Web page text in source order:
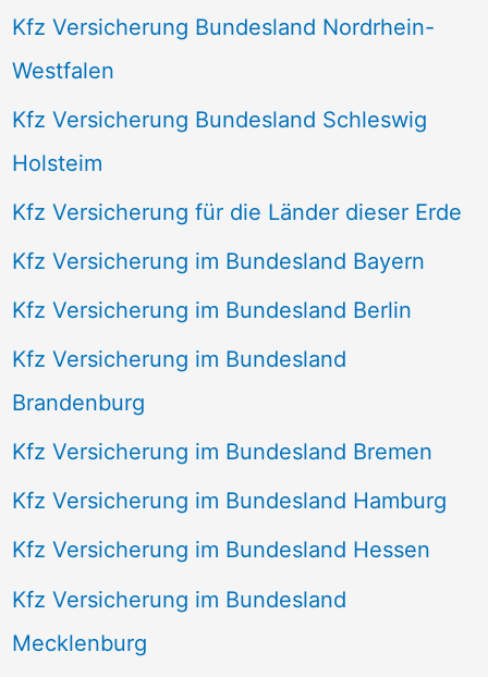
Kfz Versicherung Bundesland Nordrhein-
Westfalen
Kfz Versicherung Bundesland Schleswig
Holsteim
Kfz Versicherung für die Länder dieser Erde
Kfz Versicherung im Bundesland Bayern
Kfz Versicherung im Bundesland Berlin
Kfz Versicherung im Bundesland
Brandenburg
Kfz Versicherung im Bundesland Bremen
Kfz Versicherung im Bundesland Hamburg
Kfz Versicherung im Bundesland Hessen
Kfz Versicherung im Bundesland
Mecklenburg